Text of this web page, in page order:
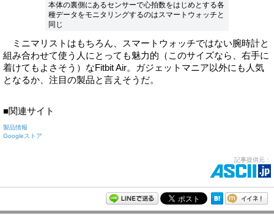
本体の裏側にあるセンサーで心拍数をはじめとする各
種データをモニタリングするのはスマートウォッチと
同じ
ミニマリストはもちろん、スマートウォッチではない腕時計と
組み合わせて使う人にとっても魅力的（このサイズなら、右手に
着けてもよさそう）なFitbit Air。ガジェットマニア以外にも人気
となるか、注目の製品と言えそうだ。
■関連サイト
製品情報
Googleストア
記事提供元：